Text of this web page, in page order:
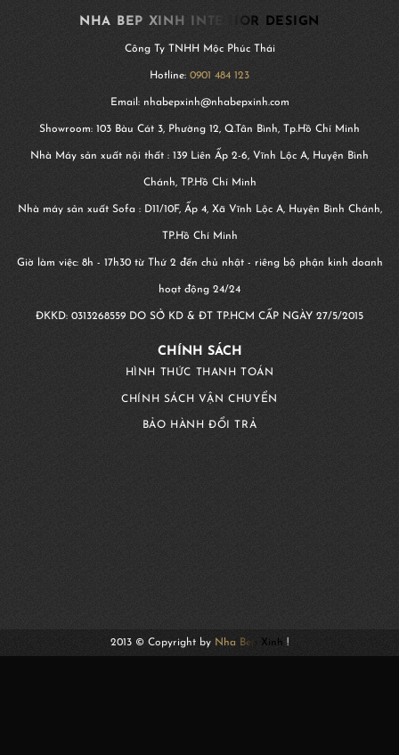
NHA BEP XINH INTERIOR DESIGN
Công Ty TNHH Mộc Phúc Thái
Hotline: 0901 484 123
Email: nhabepxinh@nhabepxinh.com
Showroom: 103 Bàu Cát 3, Phường 12, Q.Tân Bình, Tp.Hồ Chí Minh
Nhà Máy sản xuất nội thất : 139 Liên Ấp 2-6, Vĩnh Lộc A, Huyện Bình
Chánh, TP.Hồ Chí Minh
Nhà máy sản xuất Sofa : D11/10F, Ấp 4, Xã Vĩnh Lộc A, Huyện Bình Chánh,
TP.Hồ Chí Minh
Giờ làm việc: 8h - 17h30 từ Thứ 2 đến chủ nhật - riêng bộ phận kinh doanh
hoạt động 24/24
ĐKKD: 0313268559 DO SỞ KD & ĐT TP.HCM CẤP NGÀY 27/5/2015
CHÍNH SÁCH
HÌNH THỨC THANH TOÁN
CHÍNH SÁCH VẬN CHUYỂN
BẢO HÀNH ĐỔI TRẢ
2013 © Copyright by Nha Bep Xinh !